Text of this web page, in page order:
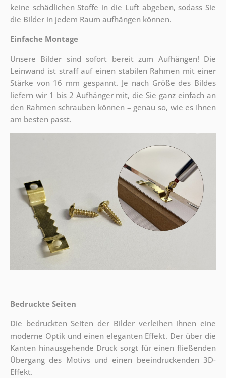
keine schädlichen Stoffe in die Luft abgeben, sodass Sie
die Bilder in jedem Raum aufhängen können.
Einfache Montage
Unsere Bilder sind sofort bereit zum Aufhängen! Die
Leinwand ist straff auf einen stabilen Rahmen mit einer
Stärke von 16 mm gespannt. Je nach Größe des Bildes
liefern wir 1 bis 2 Aufhänger mit, die Sie ganz einfach an
den Rahmen schrauben können – genau so, wie es Ihnen
am besten passt.
Bedruckte Seiten
Die bedruckten Seiten der Bilder verleihen ihnen eine
moderne Optik und einen eleganten Effekt. Der über die
Kanten hinausgehende Druck sorgt für einen fließenden
Übergang des Motivs und einen beeindruckenden 3D-
Effekt.